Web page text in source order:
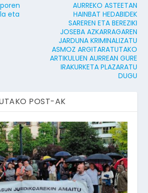
eta
AURREKO ASTEETAN
HAINBAT HEDABIDEK
SAREREN ETA BEREZIKI
JOSEBA AZKARRAGAREN
JARDUNA KRIMINALIZATU
ASMOZ ARGITARATUTAKO
ARTIKULUEN AURREAN GURE
IRAKURKETA PLAZARATU
DUGU
POST-AK